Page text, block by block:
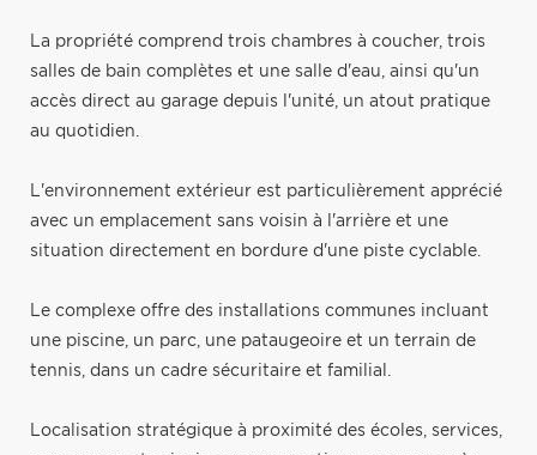
La propriété comprend trois chambres à coucher, trois
salles de bain complètes et une salle d'eau, ainsi qu'un
accès direct au garage depuis l'unité, un atout pratique
au quotidien.
L'environnement extérieur est particulièrement apprécié
avec un emplacement sans voisin à l'arrière et une
situation directement en bordure d'une piste cyclable.
Le complexe offre des installations communes incluant
une piscine, un parc, une pataugeoire et un terrain de
tennis, dans un cadre sécuritaire et familial.
Localisation stratégique à proximité des écoles, services,